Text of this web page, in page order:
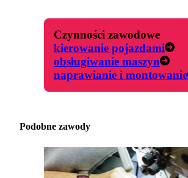
Czynności zawodowe
kierowanie pojazdami
obsługiwanie maszyn
naprawianie i montowanie
Podobne zawody